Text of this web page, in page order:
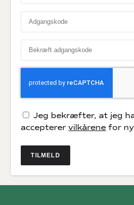
Jeg bekræfter, at jeg
accepterervilkårene for
TILMELD